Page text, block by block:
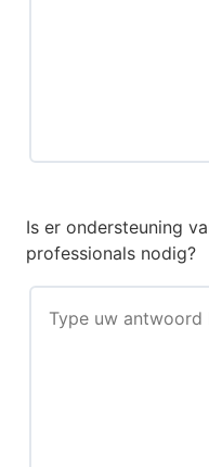
Is er ondersteuning
professionals nodig?